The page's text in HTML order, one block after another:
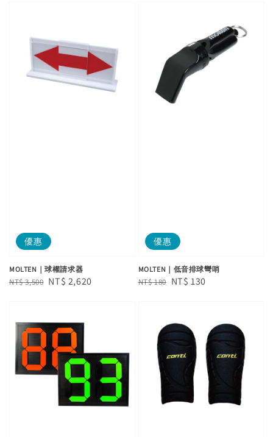
優惠
MOLTEN｜球權請求器
Regular
NT$ 3,500 Sale
NT$ 2,620
優惠
MOLTEN｜低音排球彎哨
Regular
NT$ 180 Sale
NT$ 130